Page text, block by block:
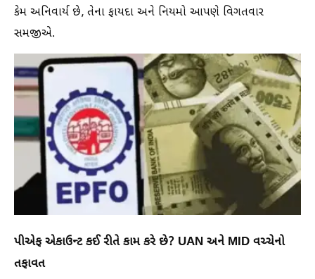
કેમ અનિવાર્ય છે, તેના ફાયદા અને નિયમો આપણે વિગતવાર
સમજીએ.
પીએફ એકાઉન્ટ કઈ રીતે કામ કરે છે? UAN અને MID વચ્ચેનો
તફાવત